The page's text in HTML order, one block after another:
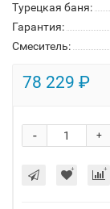
Турецкая баня:
Гарантия:
Смеситель:
78 229 ₽
+
-